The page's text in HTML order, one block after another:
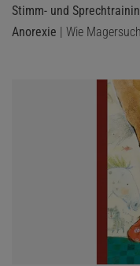
Stimm- und
Anorexie | Wie